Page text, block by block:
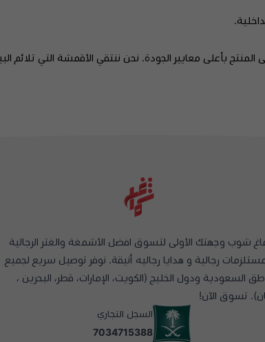
بأعلى معايير الجودة. نحن ننتقي الأقمشة التي تلائم
شوب وجهتك الأولى لتسوق افضل الأشمغة والغتر الرجالية
رجالية و هدايا رجاليه أنيقة. نوفر توصيل سريع لجميع
السعودية ودول الخليج (الكويت، الإمارات، قطر، البحرين ،
تسوق الآن!
السجل التجاري
7034715388